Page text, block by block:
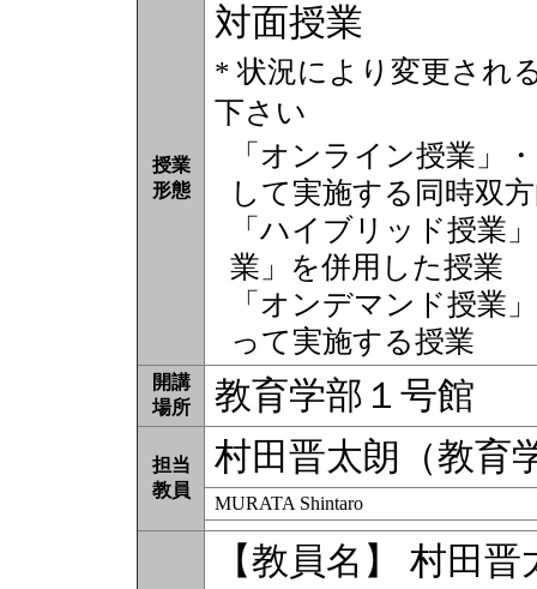
授業
形態
対面授業
* 状況により変更され
下さい
「オンライン授業」
して実施する同時双
「ハイブリッド授業
業」を併用した授業
「オンデマンド授業
って実施する授業
開講
場所
教育学部１号館
担当
教員
村田晋太朗（教育
MURATA Shintaro
【教員名】 村田晋